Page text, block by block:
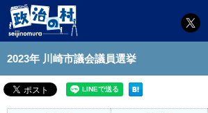
2023年 川崎市議会議員選挙